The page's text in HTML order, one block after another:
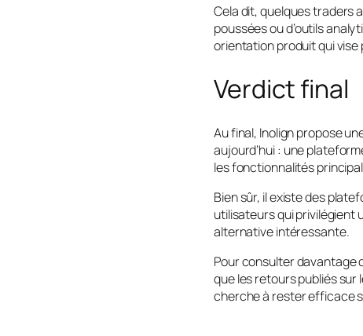
Cela dit, quelques traders
poussées ou d’outils
orientation produit qui vise
Verdict final
Au final, Inolign propose
aujourd’hui : une
les fonctionnalités
Bien sûr, il existe des
utilisateurs qui privilégient
alternative intéressante.
Pour consulter davantage
que les retours publiés sur
cherche à rester efficace